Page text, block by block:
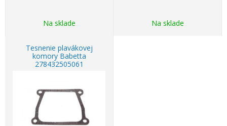
Na sklade Na sklade
Tesnenie plavákovej
komory Babetta
278432505061